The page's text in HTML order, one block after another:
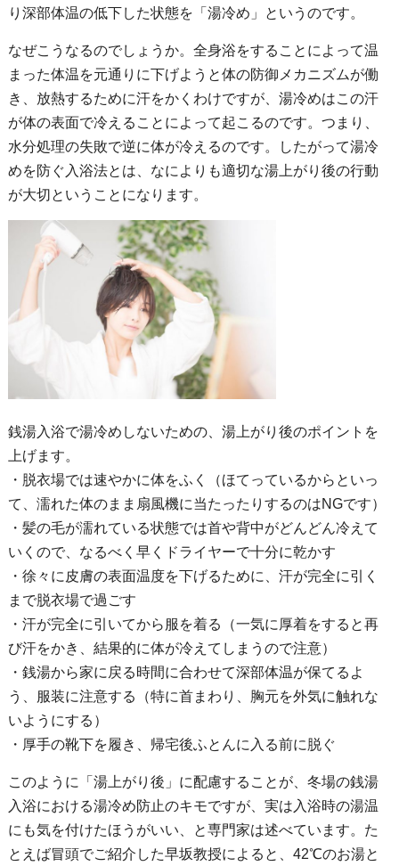
り深部体温の低下した状態を「湯冷め」というのです。
なぜこうなるのでしょうか。全身浴をすることによって温
まった体温を元通りに下げようと体の防御メカニズムが働
き、放熱するために汗をかくわけですが、湯冷めはこの汗
が体の表面で冷えることによって起こるのです。つまり、
水分処理の失敗で逆に体が冷えるのです。したがって湯冷
めを防ぐ入浴法とは、なによりも適切な湯上がり後の行動
が大切ということになります。
銭湯入浴で湯冷めしないための、湯上がり後のポイントを
上げます。
・脱衣場では速やかに体をふく（ほてっているからといっ
て、濡れた体のまま扇風機に当たったりするのはNGです）
・髪の毛が濡れている状態では首や背中がどんどん冷えて
いくので、なるべく早くドライヤーで十分に乾かす
・徐々に皮膚の表面温度を下げるために、汗が完全に引く
まで脱衣場で過ごす
・汗が完全に引いてから服を着る（一気に厚着をすると再
び汗をかき、結果的に体が冷えてしまうので注意）
・銭湯から家に戻る時間に合わせて深部体温が保てるよ
う、服装に注意する（特に首まわり、胸元を外気に触れな
いようにする）
・厚手の靴下を履き、帰宅後ふとんに入る前に脱ぐ
このように「湯上がり後」に配慮することが、冬場の銭湯
入浴における湯冷め防止のキモですが、実は入浴時の湯温
にも気を付けたほうがいい、と専門家は述べています。た
とえば冒頭でご紹介した早坂教授によると、42℃のお湯と